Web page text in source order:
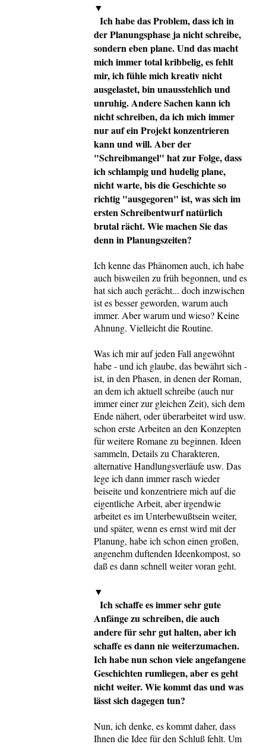
▼
Ich habe das Problem, dass ich in
der Planungsphase ja nicht schreibe,
sondern eben plane. Und das macht
mich immer total kribbelig, es fehlt
mir, ich fühle mich kreativ nicht
ausgelastet, bin unausstehlich und
unruhig. Andere Sachen kann ich
nicht schreiben, da ich mich immer
nur auf ein Projekt konzentrieren
kann und will. Aber der
"Schreibmangel" hat zur Folge, dass
ich schlampig und hudelig plane,
nicht warte, bis die Geschichte so
richtig "ausgegoren" ist, was sich im
ersten Schreibentwurf natürlich
brutal rächt. Wie machen Sie das
denn in Planungszeiten?
Ich kenne das Phänomen auch, ich habe
auch bisweilen zu früh begonnen, und es
hat sich auch gerächt... doch inzwischen
ist es besser geworden, warum auch
immer. Aber warum und wieso? Keine
Ahnung. Vielleicht die Routine.
Was ich mir auf jeden Fall angewöhnt
habe - und ich glaube, das bewährt sich -
ist, in den Phasen, in denen der Roman,
an dem ich aktuell schreibe (auch nur
immer einer zur gleichen Zeit), sich dem
Ende nähert, oder überarbeitet wird usw.
schon erste Arbeiten an den Konzepten
für weitere Romane zu beginnen. Ideen
sammeln, Details zu Charakteren,
alternative Handlungsverläufe usw. Das
lege ich dann immer rasch wieder
beiseite und konzentriere mich auf die
eigentliche Arbeit, aber irgendwie
arbeitet es im Unterbewußtsein weiter,
und später, wenn es ernst wird mit der
Planung, habe ich schon einen großen,
angenehm duftenden Ideenkompost, so
daß es dann schnell weiter voran geht.
▼
Ich schaffe es immer sehr gute
Anfänge zu schreiben, die auch
andere für sehr gut halten, aber ich
schaffe es dann nie weiterzumachen.
Ich habe nun schon viele angefangene
Geschichten rumliegen, aber es geht
nicht weiter. Wie kommt das und was
lässt sich dagegen tun?
Nun, ich denke, es kommt daher, dass
Ihnen die Idee für den Schluß fehlt. Um